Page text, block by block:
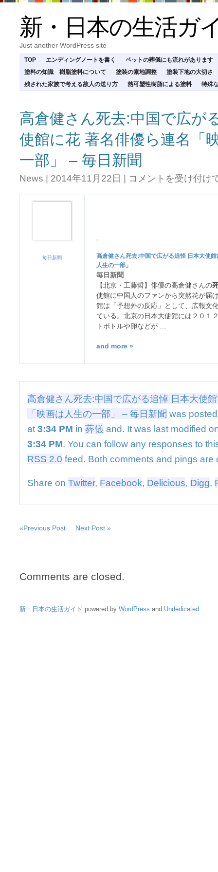
新・日本の生活ガ
Just another WordPress site
TOP エンディングノートを書く
ペットの葬儀にも流れがあります
塗料の知識 樹脂塗料について
塗装の素地調整
塗装下地の大切さ
残された家族で考える故人の送り方
熱可塑性樹脂による塗料 特殊
高倉健さん死去:中国で広が
使館に花 著名俳優ら連名「
一部」 – 毎日新聞
News | 2014年11月22日 | 高
健
国
で
が
る
追
悼
日
本
花
名
俳
優
ら
名
「映
人
の
コメントを受け付け
毎日新聞 高倉健さん死去:中国で広がる追悼 日本大使
人生の一部」
毎日新聞
【北京・工藤哲】俳優の高倉健さんの
使館に中国人のファンから突然花が届
館は「予想外の反応」として、広報文
ている。北京の日本大使館には２０１
トボトルや卵などが …
and more »
高倉健さん死去:中国で広がる追悼 日本大使
「映画は人生の一部」 – 毎日新聞 was
at 3:34 PM in 葬儀 and. It was last modified
3:34 PM. You can follow any responses to
RSS 2.0 feed. Both comments and pings are
Share on Twitter, Facebook, Delicious, Digg,
«Previous Post Next Post »
Comments are closed.
新・日本の生活ガイド powered by WordPress and Undedicated.